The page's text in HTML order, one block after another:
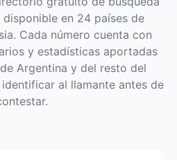
en 24 países de
Cada número cuenta con
y estadísticas aportadas
Argentina y del resto del
al llamante antes de